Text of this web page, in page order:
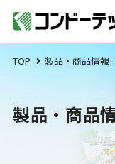
TOP 製品・商品情報
製品・商品